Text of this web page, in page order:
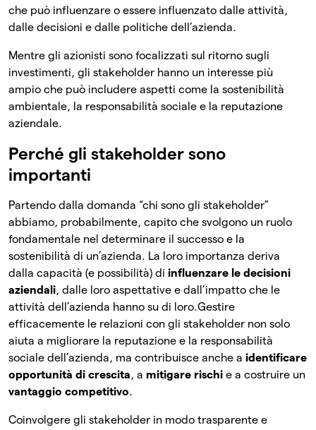
che può influenzare o essere influenzato dalle attività,
dalle decisioni e dalle politiche dell’azienda.
Mentre gli azionisti sono focalizzati sul ritorno sugli
investimenti, gli stakeholder hanno un interesse più
ampio che può includere aspetti come la sostenibilità
ambientale, la responsabilità sociale e la reputazione
aziendale.
Perché gli stakeholder sono
importanti
Partendo dalla domanda “chi sono gli stakeholder”
abbiamo, probabilmente, capito che svolgono un ruolo
fondamentale nel determinare il successo e la
sostenibilità di un’azienda. La loro importanza deriva
dalla capacità (e possibilità) di influenzare le decisioni
aziendali, dalle loro aspettative e dall’impatto che le
attività dell’azienda hanno su di loro.Gestire
efficacemente le relazioni con gli stakeholder non solo
aiuta a migliorare la reputazione e la responsabilità
sociale dell’azienda, ma contribuisce anche a identificare
opportunità di crescita, a mitigare rischi e a costruire un
vantaggio competitivo.
Coinvolgere gli stakeholder in modo trasparente e